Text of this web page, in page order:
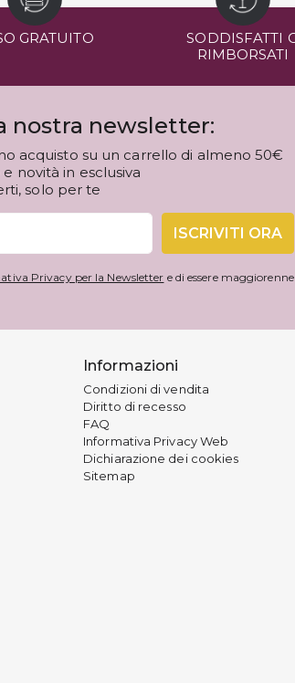
GRATUITO
SODDISFATTI
RIMBORSATI
nostra newsletter:
acquisto su un carrello di almeno 50€
novità in esclusiva
solo per te
ISCRIVITI ORA
Privacy per la Newsletter e di essere maggiorenne
Informazioni
Condizioni di vendita
Diritto di recesso
FAQ
Informativa Privacy Web
Dichiarazione dei cookies
Sitemap